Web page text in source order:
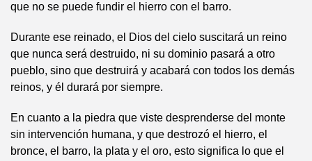
que no se puede fundir el hierro con el barro.
Durante ese reinado, el Dios del cielo suscitará un reino
que nunca será destruido, ni su dominio pasará a otro
pueblo, sino que destruirá y acabará con todos los demás
reinos, y él durará por siempre.
En cuanto a la piedra que viste desprenderse del monte
sin intervención humana, y que destrozó el hierro, el
bronce, el barro, la plata y el oro, esto significa lo que el